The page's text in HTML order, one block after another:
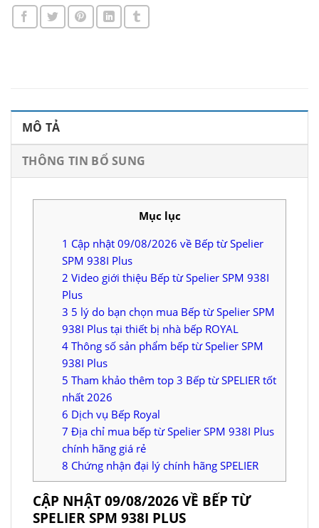
MÔ TẢ
THÔNG TIN BỔ SUNG
Mục lục
1 Cập nhật 09/08/2026 về Bếp từ Spelier
SPM 938I Plus
2 Video giới thiệu Bếp từ Spelier SPM 938I
Plus
3 5 lý do bạn chọn mua Bếp từ Spelier SPM
938I Plus tại thiết bị nhà bếp ROYAL
4 Thông số sản phẩm bếp từ Spelier SPM
938I Plus
5 Tham khảo thêm top 3 Bếp từ SPELIER tốt
nhất 2026
6 Dịch vụ Bếp Royal
7 Địa chỉ mua bếp từ Spelier SPM 938I Plus
chính hãng giá rẻ
8 Chứng nhận đại lý chính hãng SPELIER
CẬP NHẬT 09/08/2026 VỀ BẾP TỪ
SPELIER SPM 938I PLUS